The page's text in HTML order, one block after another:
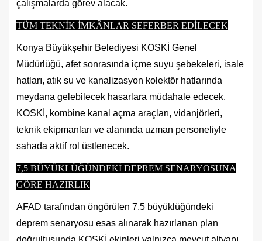
çalışmalarda görev alacak.
TÜM TEKNİK İMKÂNLAR SEFERBER EDİLECEK
Konya Büyükşehir Belediyesi KOSKİ Genel
Müdürlüğü, afet sonrasında içme suyu şebekeleri, isale
hatları, atık su ve kanalizasyon kolektör hatlarında
meydana gelebilecek hasarlara müdahale edecek.
KOSKİ, kombine kanal açma araçları, vidanjörleri,
teknik ekipmanları ve alanında uzman personeliyle
sahada aktif rol üstlenecek.
7,5 BÜYÜKLÜĞÜNDEKİ DEPREM SENARYOSUNA
GÖRE HAZIRLIK
AFAD tarafından öngörülen 7,5 büyüklüğündeki
deprem senaryosu esas alınarak hazırlanan plan